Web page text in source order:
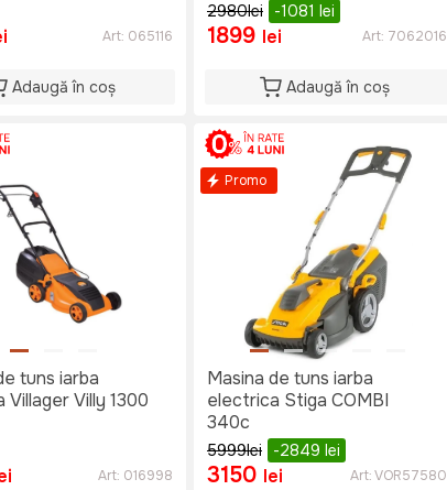
Art: 065116
Adaugă în coș
2980lei -1081 lei
1899 lei Art: 7062016
Adaugă în coș
tuns iarba
Villager Villy 1300
Art: 016998
Promo
Masina de tuns iarba
electrica Stiga COMBI
340c
5999lei -2849 lei
3150 lei Art:VOR57580